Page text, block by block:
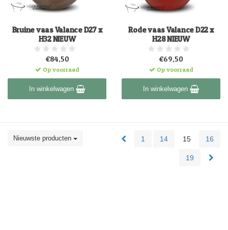
Bruine vaas Valance D27 x
H32 NIEUW
€84,50
Op voorraad
In winkelwagen
Rode vaas Valance D22 x
H28 NIEUW
€69,50
Op voorraad
In winkelwagen
Nieuwste producten 1 14 15 16
19